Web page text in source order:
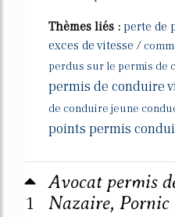
Thèmes liés : perte de
exces de vitesse /
perdus sur le permis de
permis de conduire
de conduire jeune
points permis
1
Avocat permis
Nazaire, Pornic